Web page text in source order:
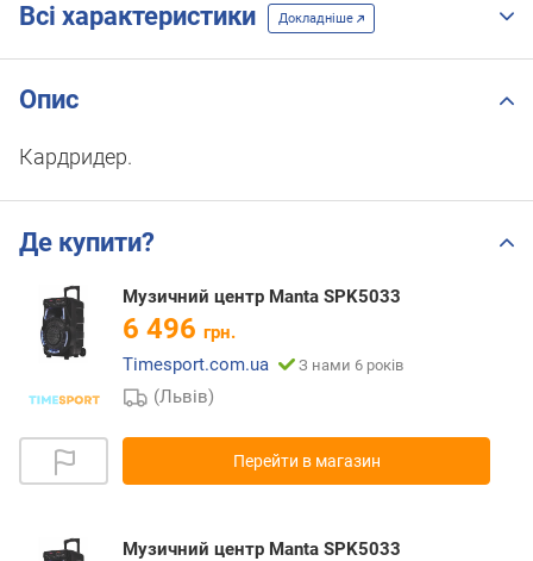
Всі характеристики Докладніше
Опис
Кардридер.
Де купити?
Музичний центр Manta SPK5033
6 496 грн.
Timesport.com.ua
З нами 6 років
(Львів)
Перейти в магазин
Музичний центр Manta SPK5033